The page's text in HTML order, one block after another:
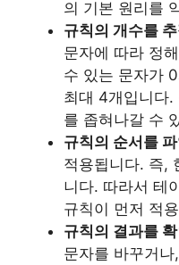
의 기본 원리를
규칙의 개수를
문자에 따라 정
수 있는 문자가
최대 4개입니다.
를 좁혀나갈 수
규칙의 순서를
적용됩니다. 즉,
니다. 따라서 테
규칙이 먼저 적
규칙의 결과를
문자를 바꾸거